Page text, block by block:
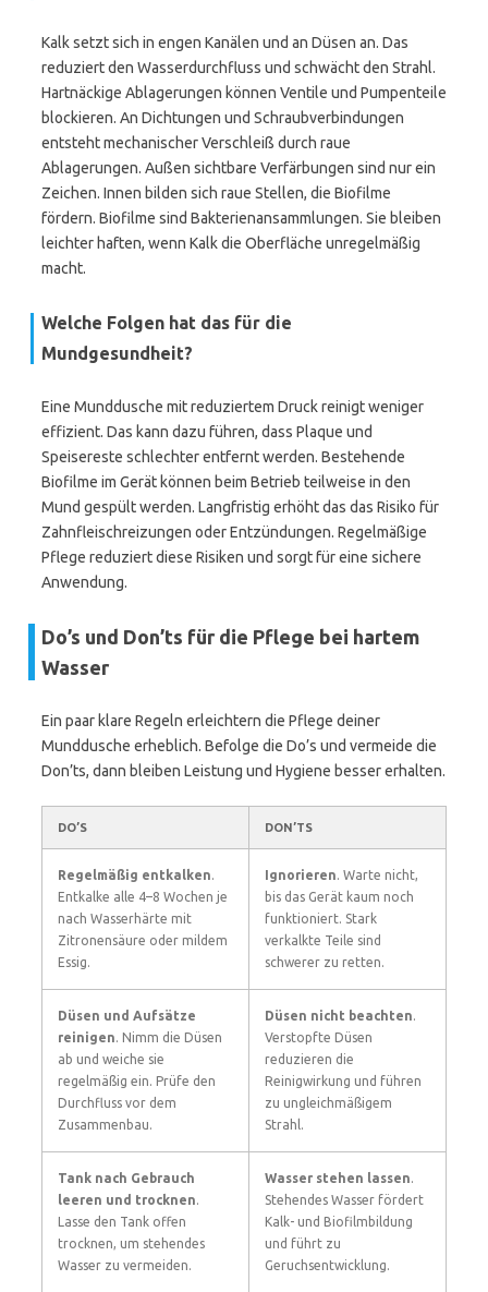
Kalk setzt sich in engen Kanälen und an Düsen an. Das
reduziert den Wasserdurchfluss und schwächt den Strahl.
Hartnäckige Ablagerungen können Ventile und Pumpenteile
blockieren. An Dichtungen und Schraubverbindungen
entsteht mechanischer Verschleiß durch raue
Ablagerungen. Außen sichtbare Verfärbungen sind nur ein
Zeichen. Innen bilden sich raue Stellen, die Biofilme
fördern. Biofilme sind Bakterienansammlungen. Sie bleiben
leichter haften, wenn Kalk die Oberfläche unregelmäßig
macht.
Welche Folgen hat das für die
Mundgesundheit?
Eine Munddusche mit reduziertem Druck reinigt weniger
effizient. Das kann dazu führen, dass Plaque und
Speisereste schlechter entfernt werden. Bestehende
Biofilme im Gerät können beim Betrieb teilweise in den
Mund gespült werden. Langfristig erhöht das das Risiko für
Zahnfleischreizungen oder Entzündungen. Regelmäßige
Pflege reduziert diese Risiken und sorgt für eine sichere
Anwendung.
Do’s und Don’ts für die Pflege bei hartem
Wasser
Ein paar klare Regeln erleichtern die Pflege deiner
Munddusche erheblich. Befolge die Do’s und vermeide die
Don’ts, dann bleiben Leistung und Hygiene besser erhalten.
DO’S DON’TS
Regelmäßig entkalken.
Entkalke alle 4–8 Wochen je
nach Wasserhärte mit
Zitronensäure oder mildem
Essig.
Ignorieren. Warte nicht,
bis das Gerät kaum noch
funktioniert. Stark
verkalkte Teile sind
schwerer zu retten.
Düsen und Aufsätze
reinigen. Nimm die Düsen
ab und weiche sie
regelmäßig ein. Prüfe den
Durchfluss vor dem
Zusammenbau.
Düsen nicht beachten.
Verstopfte Düsen
reduzieren die
Reinigwirkung und führen
zu ungleichmäßigem
Strahl.
Tank nach Gebrauch
leeren und trocknen.
Lasse den Tank offen
trocknen, um stehendes
Wasser zu vermeiden.
Wasser stehen lassen.
Stehendes Wasser fördert
Kalk- und Biofilmbildung
und führt zu
Geruchsentwicklung.